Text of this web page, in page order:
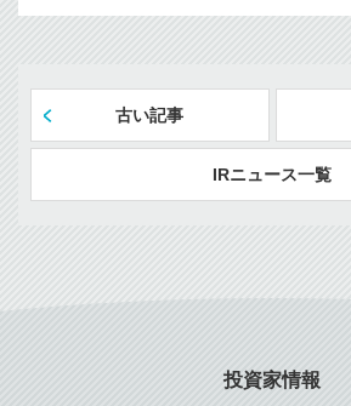
古い記事
IRニュース一覧
投資家情報